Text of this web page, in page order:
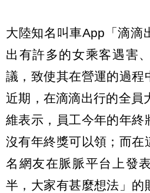
大陸知名叫車App「滴滴
出有許多的女乘客遇害
議，致使其在營運的過程
近期，在滴滴出行的全員
維表示，員工今年的年終
沒有年終獎可以領；而在
名網友在脈脈平台上發
半，大家有甚麼想法」的